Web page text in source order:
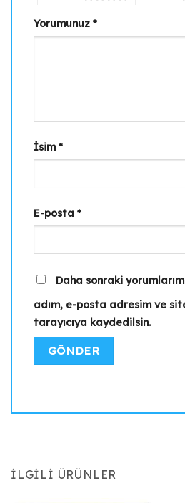
Yorumunuz *
İsim *
E-posta *
Daha sonraki
adım, e-posta adresim ve
tarayıcıya kaydedilsin.
İLGILI ÜRÜNLER